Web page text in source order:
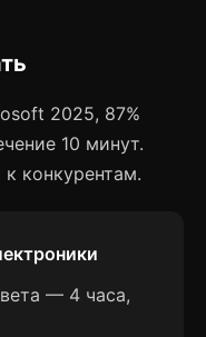
2025, 87%
10 минут.
конкурентам.
— 4 часа,